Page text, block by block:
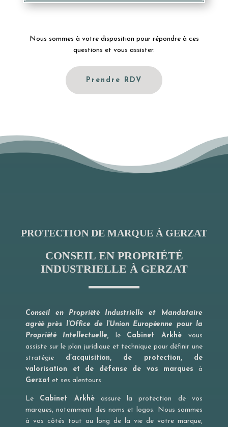
Nous sommes à votre disposition pour répondre à ces
questions et vous assister.
Prendre RDV
PROTECTION DE MARQUE À GERZAT
CONSEIL EN PROPRIÉTÉ
INDUSTRIELLE À GERZAT
Conseil en Propriété Industrielle et Mandataire
agréé près l’Office de l’Union Européenne pour la
Propriété Intellectuelle,
le Cabinet Arkhè vous
assiste sur le plan juridique et technique pour définir une
stratégie d’acquisition, de protection, de
valorisation et de défense de vos marques à
Gerzat et ses alentours.
Le Cabinet Arkhèassure la protection de vos
marques, notamment des noms et logos. Nous sommes
à vos côtés tout au long de la vie de votre marque,